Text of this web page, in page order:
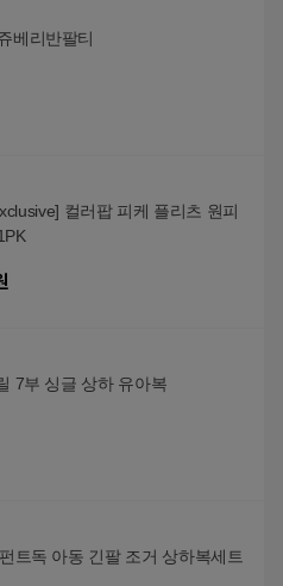
베리반팔티
컬러팝 피케 플리츠 원피
7부 싱글 상하 유아복
트독 아동 긴팔 조거 상하복세트